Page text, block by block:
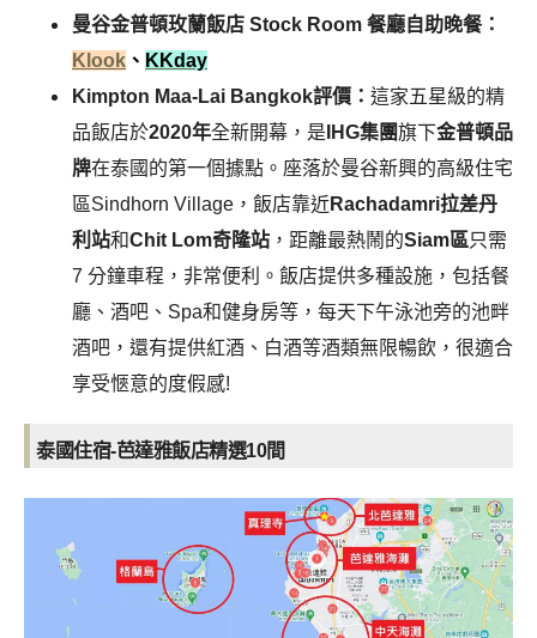
曼谷金普頓玫蘭飯店 Stock Room 餐廳自助晚餐：
Klook 、 KKday
Kimpton Maa-Lai Bangkok評價： 這家五星級的精
品飯店於2020年全新開幕，是 IHG集團旗下金普頓品
牌在泰國的第一個據點。座落於曼谷新興的高級住宅
區Sindhorn Village，飯店靠近Rachadamri拉差丹
利站和Chit Lom奇隆站 ，距離最熱鬧的Siam區只需
7 分鐘車程，非常便利。飯店提供多種設施，包括餐
廳、酒吧、Spa和健身房等，每天下午泳池旁的池畔
酒吧，還有提供紅酒、白酒等酒類無限暢飲，很適合
享受愜意的度假感!
泰國住宿-芭達雅飯店精選10間